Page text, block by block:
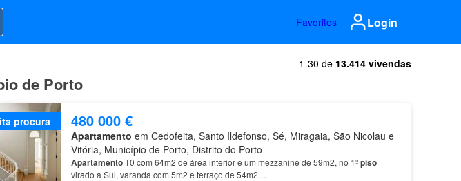
Favoritos Login
1-30 de 13.414 vivendas
de Porto
procura 480 000 €
Apartamento em Cedofeita, Santo Ildefonso, Sé, Miragaia, São Nicolau e
Vitória, Município de Porto, Distrito do Porto
ApartamentoT0 com 64m2 de área interior e um mezzanine de 59m2, no 1ºpiso
virado a Sul, varanda com 5m2 e terraço de 54m2…